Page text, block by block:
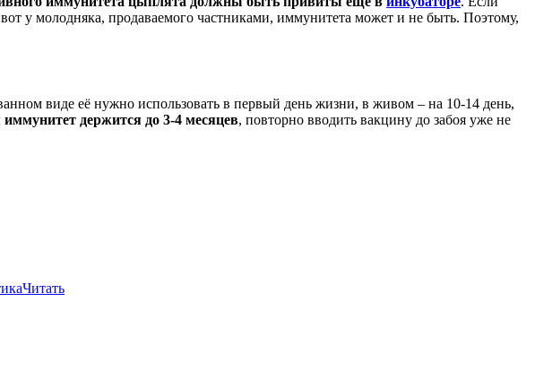
у молодняка, продаваемого частниками, иммунитета может и не быть. Поэтому,
виде её нужно использовать в первый день жизни, в живом – на 10-14 день,
держится до 3-4 месяцев, повторно вводить вакцину до забоя уже не
Читать